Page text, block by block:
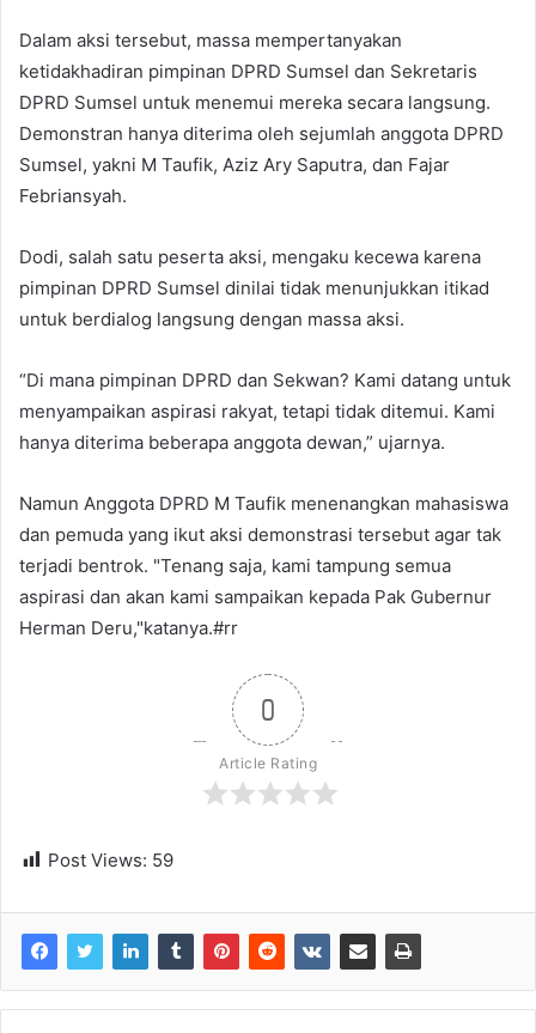
Dalam aksi tersebut, massa mempertanyakan
ketidakhadiran pimpinan DPRD Sumsel dan Sekretaris
DPRD Sumsel untuk menemui mereka secara langsung.
Demonstran hanya diterima oleh sejumlah anggota DPRD
Sumsel, yakni M Taufik, Aziz Ary Saputra, dan Fajar
Febriansyah.
Dodi, salah satu peserta aksi, mengaku kecewa karena
pimpinan DPRD Sumsel dinilai tidak menunjukkan itikad
untuk berdialog langsung dengan massa aksi.
“Di mana pimpinan DPRD dan Sekwan? Kami datang untuk
menyampaikan aspirasi rakyat, tetapi tidak ditemui. Kami
hanya diterima beberapa anggota dewan,” ujarnya.
Namun Anggota DPRD M Taufik menenangkan mahasiswa
dan pemuda yang ikut aksi demonstrasi tersebut agar tak
terjadi bentrok. "Tenang saja, kami tampung semua
aspirasi dan akan kami sampaikan kepada Pak Gubernur
Herman Deru,"katanya.#rr
0
Article Rating
Post Views: 59